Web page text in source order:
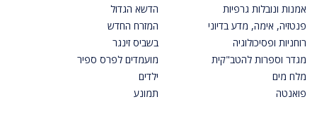
אמנות ונובלות גרפיות
פנטזיה, אימה, מדע בדיוני
רוחניות ופסיכולוגיה
מגדר וספרות להטב"קית
מלח מים
פואנטה
הדשא הגדול
המזרח החדש
בשביס זינגר
מועמדים לפרס ספיר
ילדים
תמונע